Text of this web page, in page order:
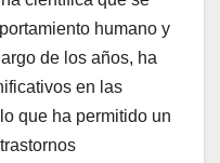
humano y
de los años, ha
en las
que ha permitido un